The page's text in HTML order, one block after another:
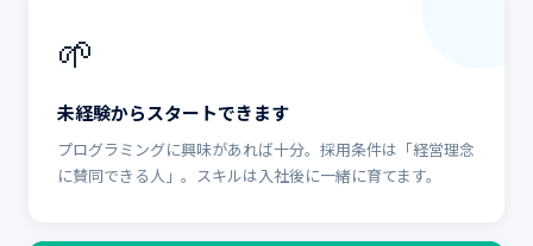
🌱
未経験からスタートできます
プログラミングに興味があれば十分。採用条件は「経営理念
に賛同できる人」。スキルは入社後に一緒に育てます。